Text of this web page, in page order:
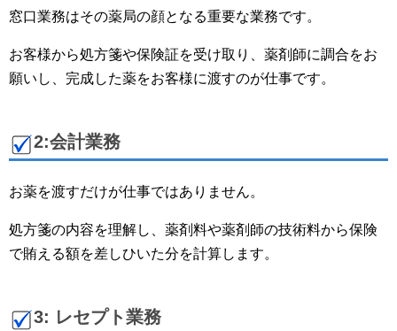
窓口業務はその薬局の顔となる重要な業務です。
お客様から処方箋や保険証を受け取り、薬剤師に調合をお
願いし、完成した薬をお客様に渡すのが仕事です。
2:会計業務
お薬を渡すだけが仕事ではありません。
処方箋の内容を理解し、薬剤料や薬剤師の技術料から保険
で賄える額を差しひいた分を計算します。
3: レセプト業務